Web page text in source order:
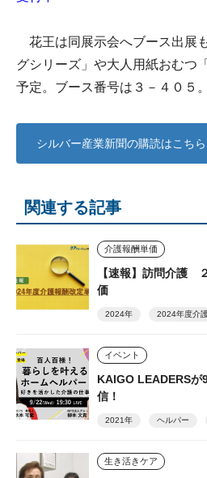
花王は同展示会へブース出展
グシリーズ」や大人用紙おむつ
予定。ブース番号は３－４０５。
シルバー産業新聞の購読はこちら
関連する記事
介護報酬単価
【速報】訪問介護
価
2024年 2024年度介
イベント
KAIGO LEADERSが
信！
2021年 ヘルパー
生き活きケア